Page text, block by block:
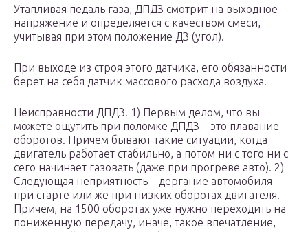
Утапливая педаль газа, ДПДЗ смотрит на выходное
напряжение и определяется с качеством смеси,
учитывая при этом положение ДЗ (угол).
При выходе из строя этого датчика, его обязанности
берет на себя датчик массового расхода воздуха.
Неисправности ДПДЗ. 1) Первым делом, что вы
можете ощутить при поломке ДПДЗ – это плавание
оборотов. Причем бывают такие ситуации, когда
двигатель работает стабильно, а потом ни с того ни с
сего начинает газовать (даже при прогреве авто). 2)
Следующая неприятность – дергание автомобиля
при старте или же при низких оборотах двигателя.
Причем, на 1500 оборотах уже нужно переходить на
пониженную передачу, иначе, такое впечатление,